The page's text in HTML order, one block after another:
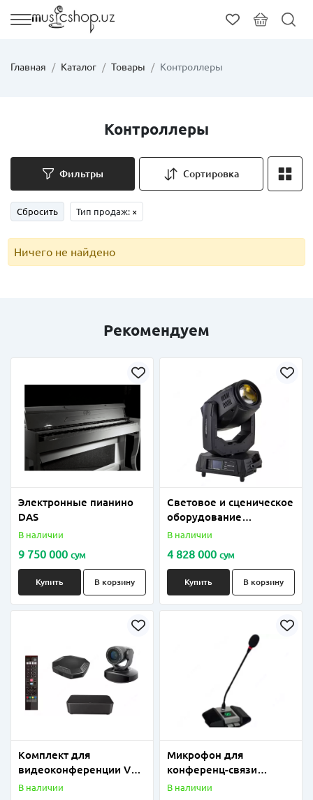
Главная Каталог Товары Контроллеры
Контроллеры
Фильтры Сортировка
Сбросить Тип продаж: ×
Ничего не найдено
Рекомендуем
Электронные пианино
DAS
В наличии
9 750 000 сум
Купить В корзину
Световое и сценическое
оборудование
вращающаяся голова
В наличии
4 828 000 сум
Купить В корзину
Комплект для
видеоконференции VA-
200-10
В наличии
Микрофон для
конференц-связи
"Sennheiser" MEG-938
В наличии